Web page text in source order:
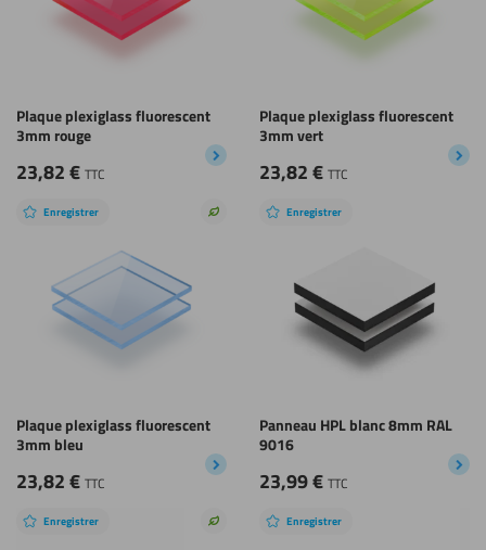
Plaque plexiglass fluorescent
3mm rouge
23,82€ TTC
Plaque plexiglass fluorescent
3mm vert
23,82€ TTC
Enregistrer
Plaque plexiglass fluorescent
3mm bleu
23,82€ TTC
Choix
Enregistrer
Panneau HPL blanc 8mm RAL
9016
23,99€ TTC
Enregistrer
Choix
Enregistrer